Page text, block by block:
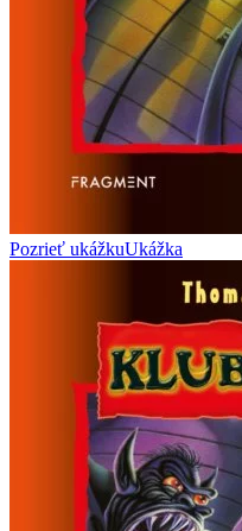
Pozrieť ukážkuUkážka